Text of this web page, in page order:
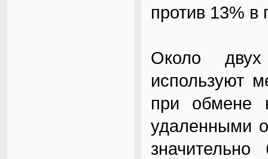
против 13% в
Около
используют
при обмене
удаленными